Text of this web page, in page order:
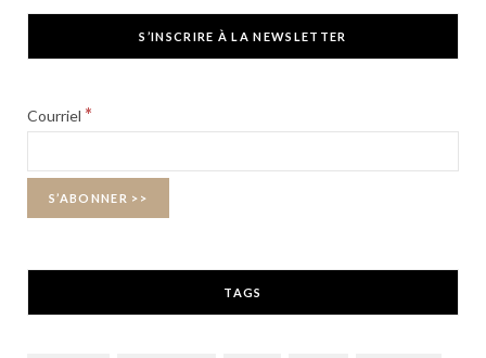
e w t
S’INSCRIRE À LA NEWSLETTER
Courriel *
TAGS